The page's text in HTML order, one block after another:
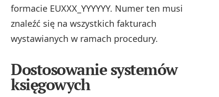
formacie EUXXX_YYYYYY. Numer ten musi
znaleźć się na wszystkich fakturach
wystawianych w ramach procedury.
Dostosowanie systemów
księgowych